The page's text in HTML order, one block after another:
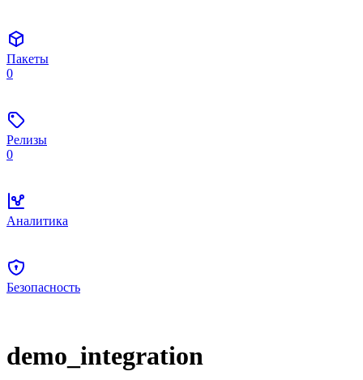
Пакеты
0
Релизы
0
Аналитика
Безопасность
demo_integration